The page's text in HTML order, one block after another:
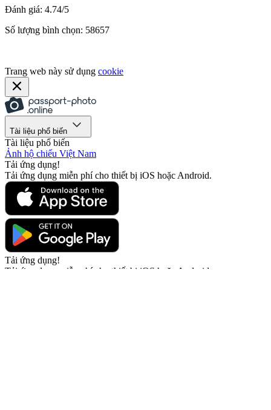
Đánh giá: 4.74/5
Số lượng bình chọn: 58657
Trang web này sử dụng cookie
Tài liệu phổ biến
Tài liệu phổ biến
Ảnh hộ chiếu Việt Nam
Tải ứng dụng!
Tải ứng dụng miễn phí cho thiết bị iOS hoặc Android.
Tải ứng dụng!
Tải ứng dụng miễn phí cho thiết bị iOS hoặc Android.